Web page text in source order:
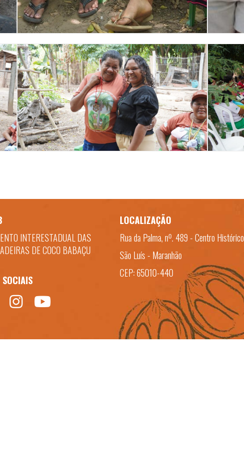
INTERESTADUAL DAS
DE COCO BABAÇU
SOCIAIS
LOCALIZAÇÃO
Rua da Palma, nº. 489 - Centro Histórico
São Luís - Maranhão
CEP: 65010-440